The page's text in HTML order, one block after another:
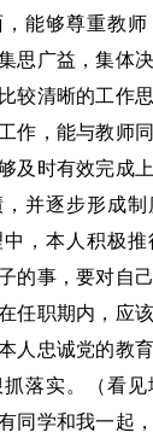
能够尊重教
思广益，集体
较清晰的工作
作，能与教师
及时有效完成
并逐步形成制
，本人积极
的事，要对自
任职期内，应
人忠诚党的教
落实。（看
同学和我一起